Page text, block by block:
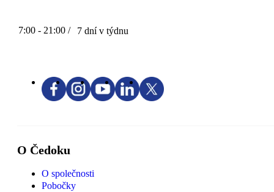
7:00 - 21:00 / 7 dní v týdnu
O Čedoku
O společnosti
Pobočky